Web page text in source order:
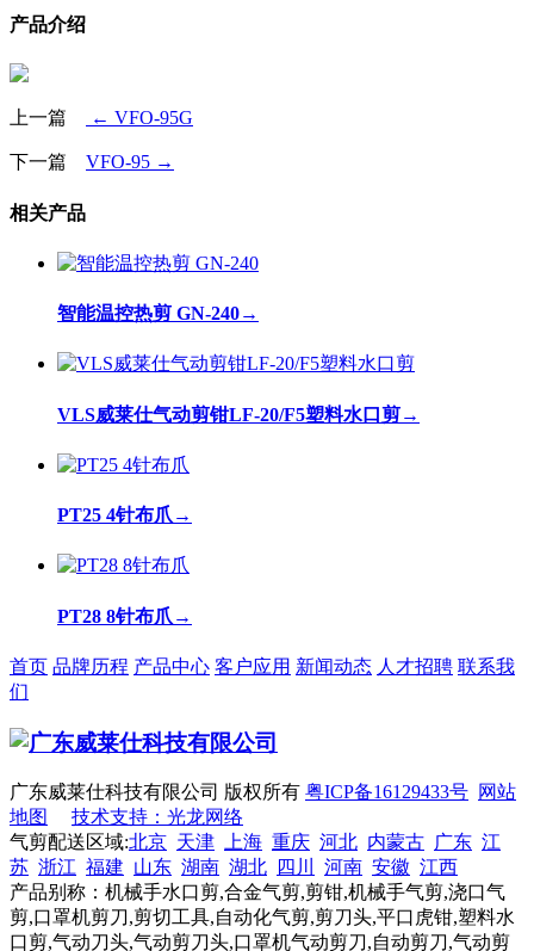
产品介绍
上一篇 ← VFO-95G
下一篇 VFO-95 →
相关产品
智能温控热剪 GN-240→
VLS威莱仕气动剪钳LF-20/F5塑料水口剪→
PT25 4针布爪 →
PT28 8针布爪 →
首页 品牌历程 产品中心 客户应用 新闻动态 人才招聘 联系我
们
广东威莱仕科技有限公司 版权所有 粤ICP备16129433号 网站
地图
技术支持：光龙网络
气剪配送区域:北京 天津 上海 重庆 河北 内蒙古 广东 江
苏 浙江 福建 山东 湖南 湖北 四川 河南 安徽 江西
产品别称：机械手水口剪,合金气剪,剪钳,机械手气剪,浇口气
剪,口罩机剪刀,剪切工具,自动化气剪,剪刀头,平口虎钳,塑料水
口剪,气动刀头,气动剪刀头,口罩机气动剪刀,自动剪刀,气动剪